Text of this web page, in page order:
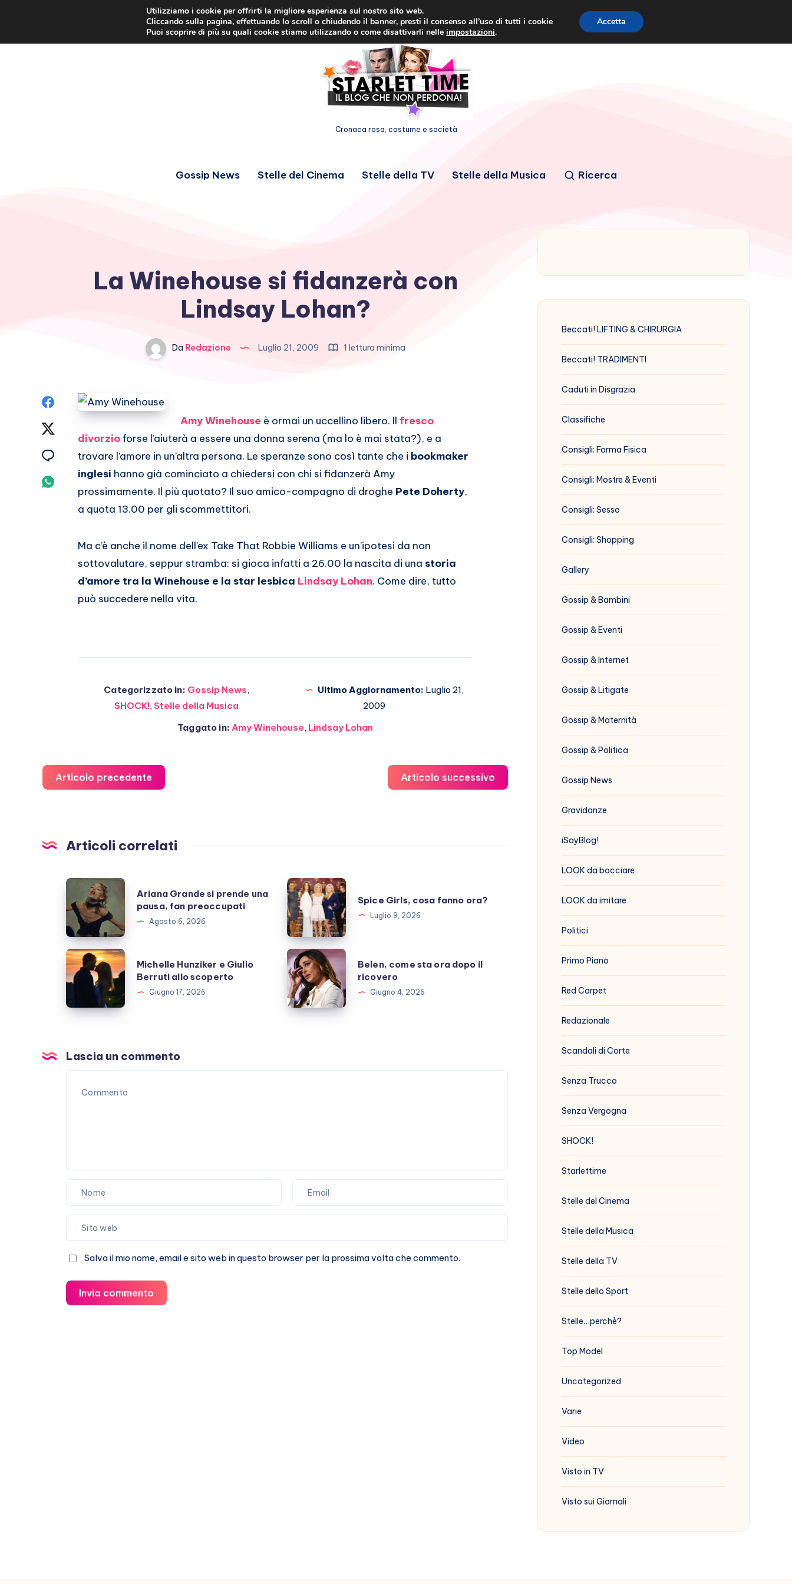
Cronaca rosa, costume e società
Gossip News Stelle del Cinema Stelle della TV Stelle della Musica Ricerca
La Winehouse si fidanzerà con
Lindsay Lohan?
Da Redazione Luglio 21, 2009 1 lettura minima
Condividi
Twitter
Condividi
Condividi
Amy Winehouse è ormai un uccellino libero. Il fresco
divorzio forse l’aiuterà a essere una donna serena (ma lo è mai stata?), e a
trovare l’amore in un’altra persona. Le speranze sono così tante che i bookmaker
inglesi hanno già cominciato a chiedersi con chi si fidanzerà Amy
prossimamente. Il più quotato? Il suo amico-compagno di droghe Pete Doherty,
a quota 13.00 per gli scommettitori.
Ma c’è anche il nome dell’ex Take That Robbie Williams e un’ipotesi da non
sottovalutare, seppur stramba: si gioca infatti a 26.00 la nascita di una storia
d’amore tra la Winehouse e la star lesbica Lindsay Lohan. Come dire, tutto
può succedere nella vita.
Categorizzato in: Gossip News,
SHOCK!, Stelle della Musica
Ultimo Aggiornamento: Luglio 21,
2009
Taggato in: Amy Winehouse, Lindsay Lohan
Articolo precedente Articolo successivo
Articoli correlati
Ariana
Grande
prende
una
pausa,
fan
preoccupati
Ariana Grande si prende una
pausa, fan preoccupati
Agosto 6, 2026
Spice
Girls,
cosa
fanno
ora?
Spice Girls, cosa fanno ora?
Luglio 9, 2026
Michelle
Hunziker
Giulio
scoperto
Michelle Hunziker e Giulio
Berruti allo scoperto
Giugno 17, 2026
Belen,
come
sta
ora
Belen, come sta ora dopo il
ricovero
Giugno 4, 2026
Lascia un commento
Salva il mio nome, email e sito web in questo browser per la prossima volta che commento.
Invia commento
Beccati! LIFTING & CHIRURGIA
Beccati! TRADIMENTI
Caduti in Disgrazia
Classifiche
Consigli: Forma Fisica
Consigli: Mostre & Eventi
Consigli: Sesso
Consigli: Shopping
Gallery
Gossip & Bambini
Gossip & Eventi
Gossip & Internet
Gossip & Litigate
Gossip & Maternità
Gossip & Politica
Gossip News
Gravidanze
iSayBlog!
LOOK da bocciare
LOOK da imitare
Politici
Primo Piano
Red Carpet
Redazionale
Scandali di Corte
Senza Trucco
Senza Vergogna
SHOCK!
Starlettime
Stelle del Cinema
Stelle della Musica
Stelle della TV
Stelle dello Sport
Stelle…perchè?
Top Model
Uncategorized
Varie
Video
Visto in TV
Visto sui Giornali
Utilizziamo i cookie per offrirti la migliore esperienza sul nostro sito web.
Cliccando sulla pagina, effettuando lo scroll o chiudendo il banner, presti il consenso all’uso di tutti i cookie
Puoi scoprire di più su quali cookie stiamo utilizzando o come disattivarli nelleimpostazioni.
Accetta